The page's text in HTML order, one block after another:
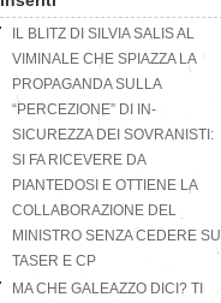
IL BLITZ DI SILVIA SALIS AL
VIMINALE CHE SPIAZZA LA
PROPAGANDA SULLA
“PERCEZIONE” DI IN-
SICUREZZA DEI SOVRANISTI:
SI FA RICEVERE DA
PIANTEDOSI E OTTIENE LA
COLLABORAZIONE DEL
MINISTRO SENZA CEDERE SU
TASER E CP
MA CHE GALEAZZO DICI? TI